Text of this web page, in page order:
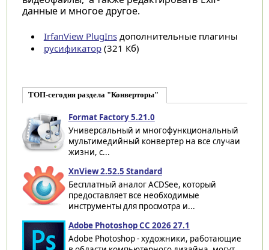
данные и многое другое.
IrfanView PlugInsдополнительные плагины
русификатор(321 Кб)
ТОП-сегодня раздела "Конверторы"
Format Factory 5.21.0
Универсальный и многофункциональный
мультимедийный конвертер на все случаи
жизни, с...
XnView 2.52.5 Standard
Бесплатный аналог ACDSee, который
предоставляет все необходимые
инструменты для просмотра и...
Adobe Photoshop CC 2026 27.1
Adobe Photoshop - художники, работающие